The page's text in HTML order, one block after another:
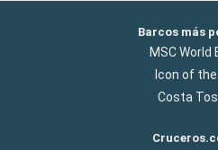
Barcos más
MSC World
Icon of
Costa